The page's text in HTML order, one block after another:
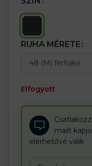
– Fényvisszaverő elemek
szél ellen
RUHA MÉRETE
Elfogyott
mailt
elérhetővé válik